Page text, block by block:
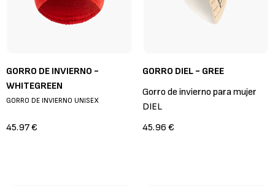
GORRO DE INVIERNO -
WHITEGREEN
GORRO DE INVIERNO UNISEX
45.97 €
GORRO DIEL - GREE
Gorro de invierno para mujer
DIEL
45.96 €